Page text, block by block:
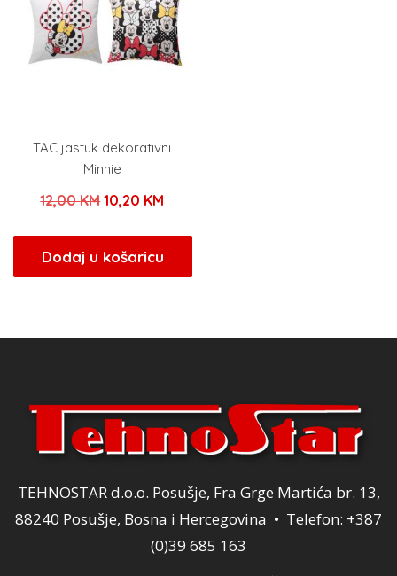
TAC jastuk dekorativni
Minnie
12,00KMIzvorna
bila
je:
10,20 KM
10,20 KM.
Dodaj u košaricu
TEHNOSTAR d.o.o. Posušje, Fra Grge Martića br. 13,
88240 Posušje, Bosna i Hercegovina • Telefon: +387
(0)39 685 163